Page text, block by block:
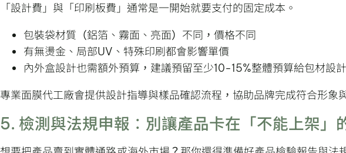
「設計費」與「印刷板費」通常是一開始就要支付的固定成本。
包裝袋材質（鋁箔、霧面、亮面）不同，價格不同
有無燙金、局部UV、特殊印刷都會影響單價
內外盒設計也需額外預算，建議預留至少10-15%整體預算給包材設
專業面膜代工廠會提供設計指導與樣品確認流程，協助品牌完成符合形象
5. 檢測與法規申報：別讓產品卡在「不能上架」